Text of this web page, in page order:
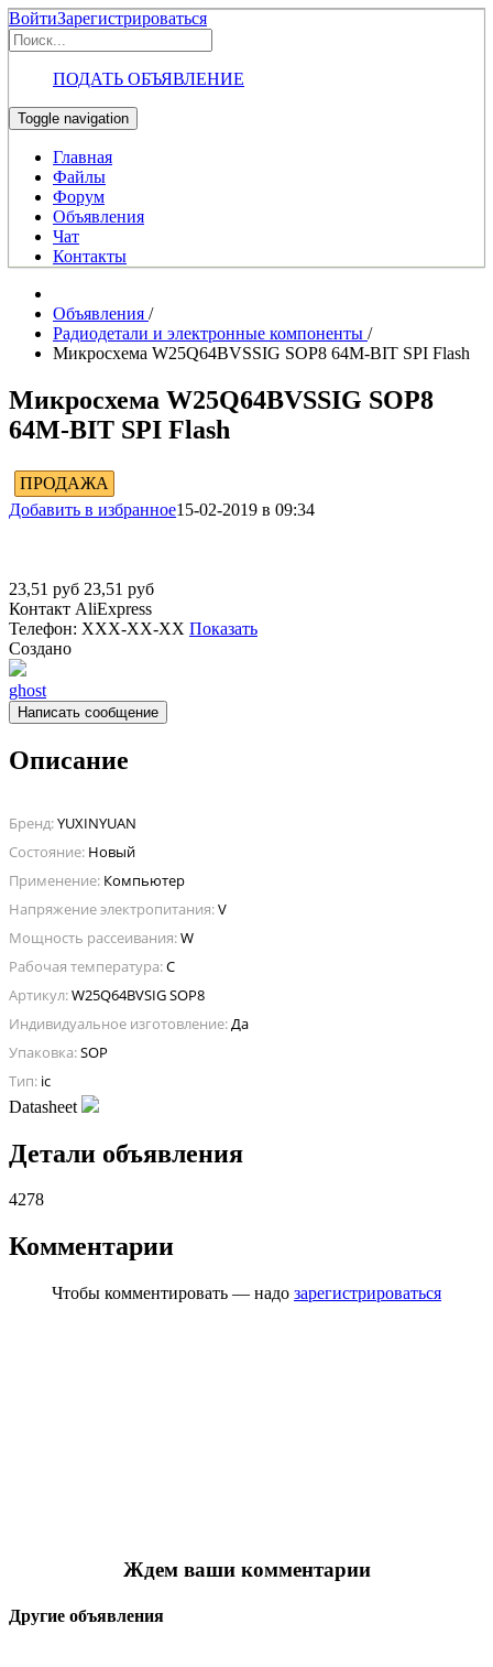
ВойтиЗарегистрироваться
ПОДАТЬ ОБЪЯВЛЕНИЕ
Toggle navigation
Главная
Файлы
Форум
Объявления
Чат
Контакты
Объявления /
Радиодетали и электронные компоненты /
Микросхема W25Q64BVSSIG SOP8 64M-BIT SPI Flash
Микросхема W25Q64BVSSIG SOP8
64M-BIT SPI Flash
ПРОДАЖА
Добавить в избранное15-02-2019 в 09:34
23,51 руб 23,51 руб
Контакт AliExpress
Телефон: XXX-XX-XX Показать
Создано
ghost
Написать сообщение
Описание
Бренд:YUXINYUAN
Состояние: Новый
Применение: Компьютер
Напряжение электропитания:V
Мощность рассеивания:W
Рабочая температура:C
Артикул:W25Q64BVSIG SOP8
Индивидуальное изготовление:Да
Упаковка:SOP
Тип: ic
Datasheet
Детали объявления
4278
Комментарии
Чтобы комментировать — надо зарегистрироваться
Ждем ваши комментарии
Другие объявления